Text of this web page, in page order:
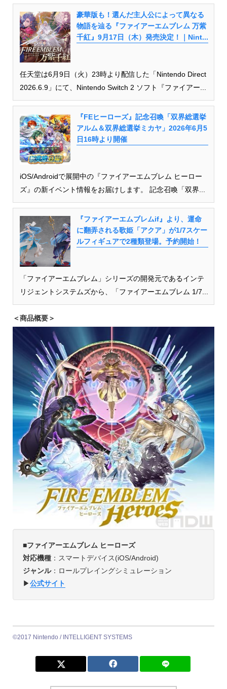
豪華版も！選んだ主人公によって異なる
物語を辿る『ファイアーエムブレム 万紫
千紅』9月17日（木）発売決定！｜Nint...
任天堂は6月9日（火）23時より配信した「Nintendo Direct
2026.6.9」にて、Nintendo Switch 2 ソフト『ファイアー...
『FEヒーローズ』記念召喚「双界総選挙
アルム＆双界総選挙ミカヤ」2026年6月5
日16時より開催
iOS/Androidで展開中の『ファイアーエムブレム ヒーロー
ズ』の新イベント情報をお届けします。 記念召喚「双界...
『ファイアーエムブレムif』より、運命
に翻弄される歌姫「アクア」が1/7スケー
ルフィギュアで2種類登場。予約開始！
「ファイアーエムブレム」シリーズの開発元であるインテ
リジェントシステムズから、「ファイアーエムブレム 1/7...
＜商品概要＞
■ファイアーエムブレム ヒーローズ
対応機種：スマートデバイス(iOS/Android)
ジャンル：ロールプレイングシミュレーション
▶︎公式サイト
©2017 Nintendo / INTELLIGENT SYSTEMS